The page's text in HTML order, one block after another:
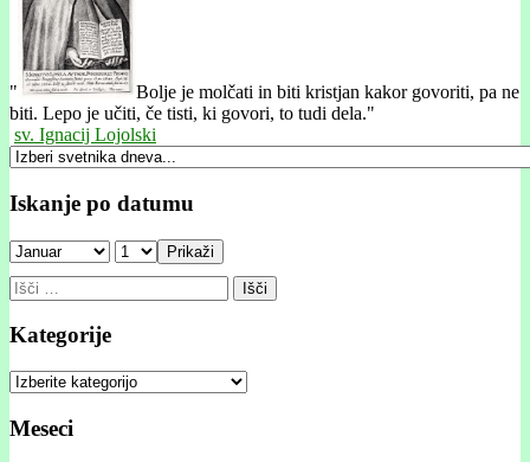
"
Bolje je molčati in biti kristjan kakor govoriti, pa ne
biti. Lepo je učiti, če tisti, ki govori, to tudi dela."
sv. Ignacij Lojolski
Iskanje po datumu
Prikaži
Išči:
Kategorije
Kategorije
Meseci